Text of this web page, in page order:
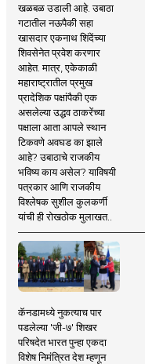
खळबळ उडाली आहे. उबाठा
गटातील नऊपैकी सहा
खासदार एकनाथ शिंदेंच्या
शिवसेनेत प्रवेश करणार
आहेत. मात्र, एकेकाळी
महाराष्ट्रातील प्रमुख
प्रादेशिक पक्षांपैकी एक
असलेल्या उद्धव ठाकरेंच्या
पक्षाला आता आपले स्थान
टिकवणे अवघड का झाले
आहे? उबाठाचे राजकीय
भविष्य काय असेल? याविषयी
पत्रकार आणि राजकीय
विश्लेषक सुशील कुलकर्णी
यांची ही रोखठोक मुलाखत..
कॅनडामध्ये नुकत्याच पार
पडलेल्या 'जी-७' शिखर
परिषदेत भारत पुन्हा एकदा
विशेष निमंत्रित देश म्हणून